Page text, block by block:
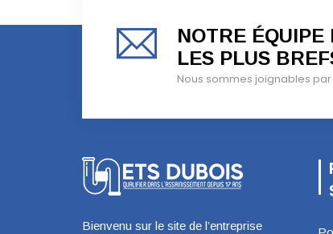
NOTRE
LES PLUS
Nous sommes joignables
Bienvenu sur le site de l’entreprise